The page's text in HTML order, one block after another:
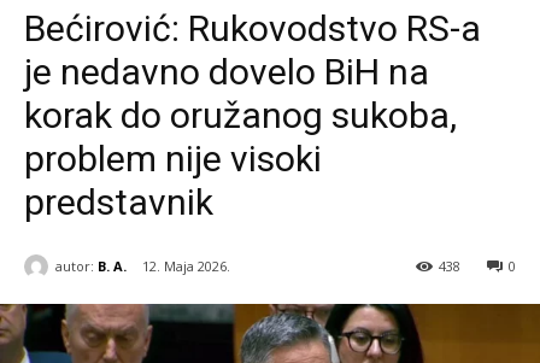
Bećirović: Rukovodstvo RS-a
je nedavno dovelo BiH na
korak do oružanog sukoba,
problem nije visoki
predstavnik
autor: B. A. 12. Maja 2026. 0
438